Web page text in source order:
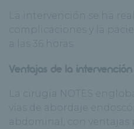
La intervención se ha
complicaciones y la
a las 36 horas.
Ventajas de la intervención
La cirugía NOTES
vías de abordaje
abdominal, con